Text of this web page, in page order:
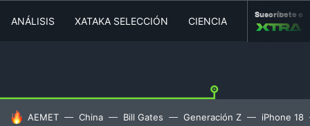
ANÁLISIS XATAKA SELECCIÓN CIENCIA MOVILIDAD
Suscríbete a
HOY SE HABLA DE
AEMET China Bill Gates Generación Z iPhone 18